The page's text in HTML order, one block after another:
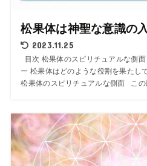
松果体は神聖な意識の
2023.11.25
目次 松果体のスピリチュアルな側
ー 松果体はどのような役割を果たし
松果体のスピリチュアルな側面 この